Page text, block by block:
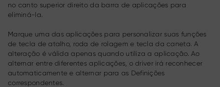
no canto superior direito da barra de aplicações para
eliminá-la.
Marque uma das aplicações para personalizar suas funções
de tecla de atalho, roda de rolagem e tecla da caneta. A
alteração é válida apenas quando utiliza a aplicação. Ao
alternar entre diferentes aplicações, o driver irá reconhecer
automaticamente e alternar para as Definições
correspondentes.